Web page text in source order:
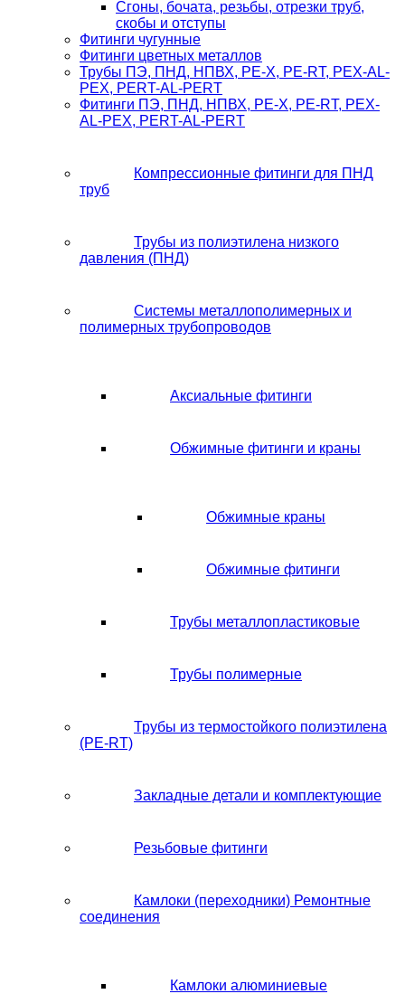
Сгоны, бочата, резьбы, отрезки труб,
скобы и отступы
Фитинги чугунные
Фитинги цветных металлов
Трубы ПЭ, ПНД, НПВХ, PE-X, PE-RT, PEX-AL-
PEX, PERT-AL-PERT
Фитинги ПЭ, ПНД, НПВХ, PE-X, PE-RT, PEX-
AL-PEX, PERT-AL-PERT
Компрессионные фитинги для ПНД
труб
Трубы из полиэтилена низкого
давления (ПНД)
Системы металлополимерных и
полимерных трубопроводов
Аксиальные фитинги
Обжимные фитинги и краны
Обжимные краны
Обжимные фитинги
Трубы металлопластиковые
Трубы полимерные
Трубы из термостойкого полиэтилена
(PE-RT)
Закладные детали и комплектующие
Резьбовые фитинги
Камлоки (переходники) Ремонтные
соединения
Камлоки алюминиевые